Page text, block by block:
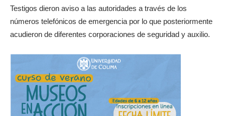
Testigos dieron aviso a las autoridades a través de los
números telefónicos de emergencia por lo que posteriormente
acudieron de diferentes corporaciones de seguridad y auxilio.